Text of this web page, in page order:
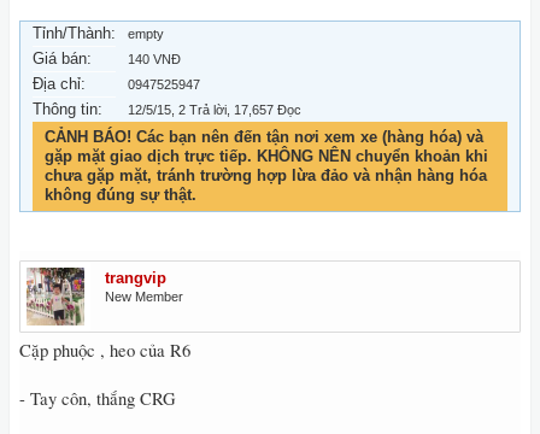
Tỉnh/Thành: empty
Giá bán: 140 VNĐ
Địa chỉ: 0947525947
Thông tin: 12/5/15 , 2 Trả lời, 17,657 Đọc
CẢNH BÁO! Các bạn nên đến tận nơi xem xe (hàng hóa) và
gặp mặt giao dịch trực tiếp. KHÔNG NÊN chuyển khoản khi
chưa gặp mặt, tránh trường hợp lừa đảo và nhận hàng hóa
không đúng sự thật.
trangvip
New Member
Cặp phuộc , heo của R6
- Tay côn, thắng CRG